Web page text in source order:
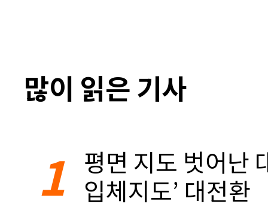
많이 읽은 기사
1 평면 지도 벗어난
입체지도’ 대전환